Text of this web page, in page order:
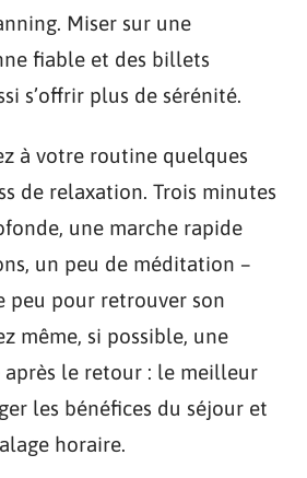
Miser sur une
fiable et des billets
s’offrir plus de sérénité.
à votre routine quelques
de relaxation. Trois minutes
une marche rapide
un peu de méditation –
peu pour retrouver son
même, si possible, une
après le retour : le meilleur
les bénéfices du séjour et
horaire.